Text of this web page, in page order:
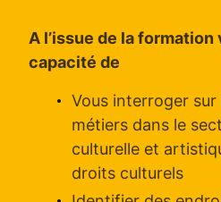
A l’issue de la
capacité de
Vous interroger
métiers dans le
culturelle et
droits culturels